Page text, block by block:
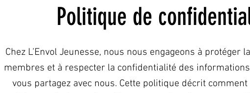
Politique de
Chez L’Envol Jeunesse, nous nous engageons à protéger
membres et à respecter la confidentialité des
vous partagez avec nous. Cette politique décrit